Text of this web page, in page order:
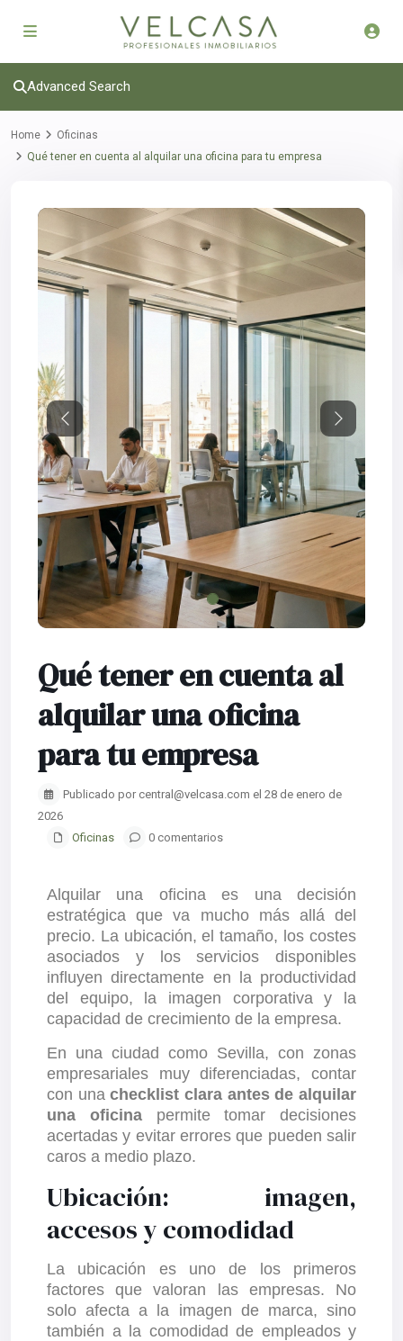
Advanced Search
Home
Oficinas
Qué tener en cuenta al alquilar una oficina para tu empresa
Previous Next
Qué tener en cuenta al
alquilar una oficina
para tu empresa
Publicado por central@velcasa.com el 28 de enero de
2026
Oficinas
0 comentarios
Alquilar una oficina es una decisión
estratégica que va mucho más allá del
precio. La ubicación, el tamaño, los costes
asociados y los servicios disponibles
influyen directamente en la productividad
del equipo, la imagen corporativa y la
capacidad de crecimiento de la empresa.
En una ciudad como Sevilla, con zonas
empresariales muy diferenciadas, contar
con unachecklist clara antes de alquilar
una oficinapermite tomar decisiones
acertadas y evitar errores que pueden salir
caros a medio plazo.
Ubicación: imagen,
accesos y comodidad
La ubicación es uno de los primeros
factores que valoran las empresas. No
solo afecta a la imagen de marca, sino
también a la comodidad de empleados y